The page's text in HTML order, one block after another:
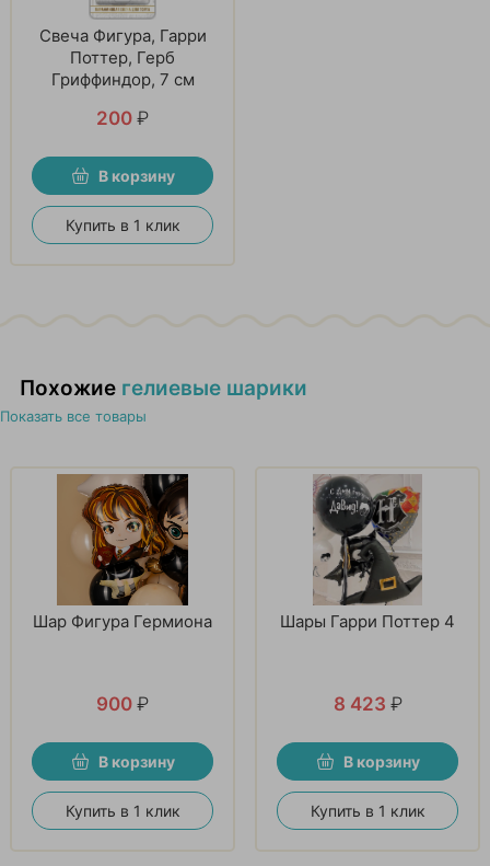
Свеча Фигура, Гарри
Поттер, Герб
Гриффиндор, 7 см
200 ₽
В корзину
Купить в 1 клик
Похожие гелиевые шарики
Показать все товары
Шар Фигура Гермиона
900 ₽
В корзину
Купить в 1 клик
Шары Гарри Поттер 4
8 423 ₽
В корзину
Купить в 1 клик